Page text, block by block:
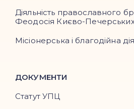
Діяльність православного
Феодосія Києво-
Місіонерська і благодійна
ДОКУМЕНТИ
Статут УПЦ